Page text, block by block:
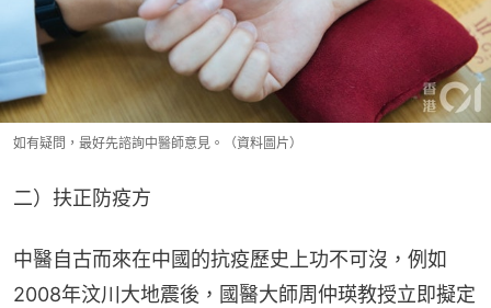
如有疑問，最好先諮詢中醫師意見。（資料圖片）
二）扶正防疫方
中醫自古而來在中國的抗疫歷史上功不可沒，例如
2008年汶川大地震後，國醫大師周仲瑛教授立即擬定